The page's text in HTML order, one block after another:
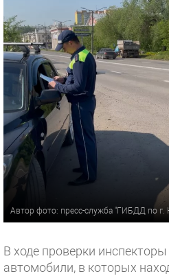
Автор фото: пресс-служба "ГИБДД по г.
В ходе проверки
автомобили, в которых